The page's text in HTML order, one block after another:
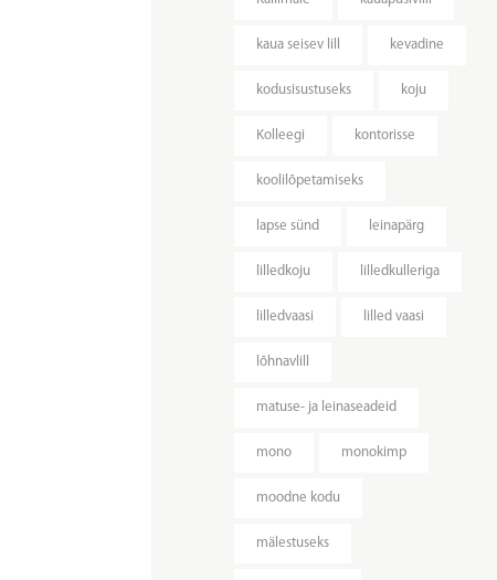
kaua seisev lill kevadine
kodusisustuseks koju
Kolleegi kontorisse
koolilõpetamiseks
lapse sünd leinapärg
lilledkoju lilledkulleriga
lilledvaasi lilled vaasi
lõhnavlill
matuse- ja leinaseadeid
mono monokimp
moodne kodu
mälestuseks